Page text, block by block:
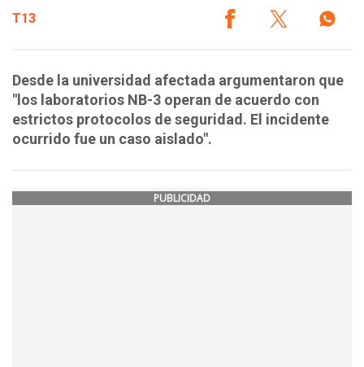
T13
Desde la universidad afectada argumentaron que
"los laboratorios NB-3 operan de acuerdo con
estrictos protocolos de seguridad. El incidente
ocurrido fue un caso aislado".
PUBLICIDAD